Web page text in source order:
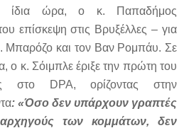
ίδια ώρα, ο κ. Παπαδήμος
επίσκεψη στις Βρυξέλλες – για
Μπαρόζο και τον Βαν Ρομπάυ. Σε
ο κ. Σόιμπλε έριξε την πρώτη του
στο DPA, ορίζοντας στην
: «Όσο δεν υπάρχουν γραπτές
των κομμάτων, δεν